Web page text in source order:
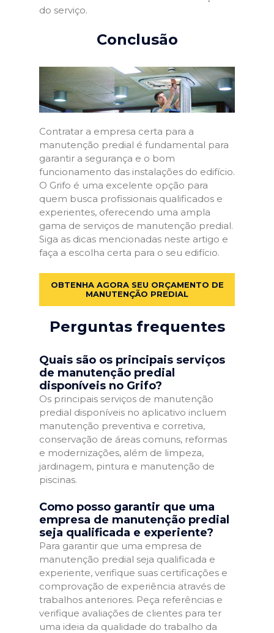
do serviço.
Conclusão
Contratar a empresa certa para a
manutenção predial é fundamental para
garantir a segurança e o bom
funcionamento das instalações do edifício.
O Grifo é uma excelente opção para
quem busca profissionais qualificados e
experientes, oferecendo uma ampla
gama de serviços de manutenção predial.
Siga as dicas mencionadas neste artigo e
faça a escolha certa para o seu edifício.
OBTENHA AGORA SEU ORÇAMENTO DE
MANUTENÇÃO PREDIAL
Perguntas frequentes
Quais são os principais serviços
de manutenção predial
disponíveis no Grifo?
Os principais serviços de manutenção
predial disponíveis no aplicativo incluem
manutenção preventiva e corretiva,
conservação de áreas comuns, reformas
e modernizações, além de limpeza,
jardinagem, pintura e manutenção de
piscinas.
Como posso garantir que uma
empresa de manutenção predial
seja qualificada e experiente?
Para garantir que uma empresa de
manutenção predial seja qualificada e
experiente, verifique suas certificações e
comprovação de experiência através de
trabalhos anteriores. Peça referências e
verifique avaliações de clientes para ter
uma ideia da qualidade do trabalho da